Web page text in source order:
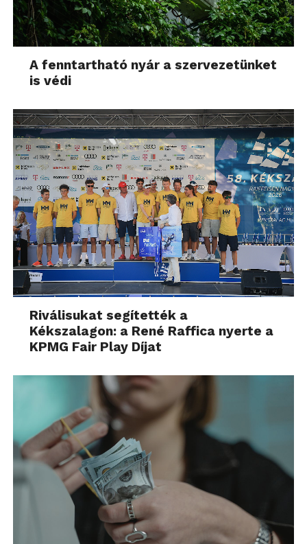
A fenntartható nyár a szervezetünket
is védi
Riválisukat segítették a
Kékszalagon: a René Raffica nyerte a
KPMG Fair Play Díjat